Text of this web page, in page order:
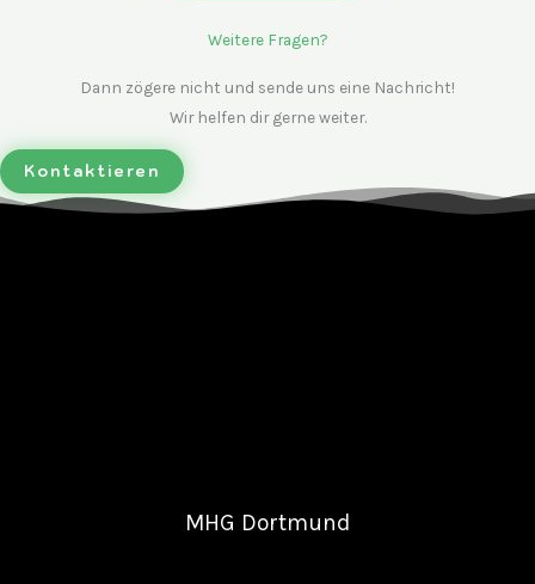
Weitere Fragen?
Dann zögere nicht und sende uns eine Nachricht!
Wir helfen dir gerne weiter.
Kontaktieren
MHG Dortmund